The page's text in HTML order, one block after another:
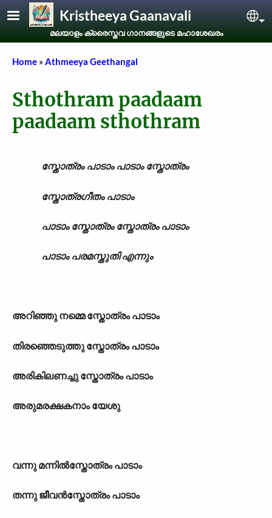
Skip to main contentKristheeya Gaanavali
മലയാളം ക്രൈസ്തവ ഗാനങ്ങളുടെ മഹാശേഖരം
Breadcrumb
Home Athmeeya Geethangal
Sthothram paadaam
paadaam sthothram
സ്തോത്രം പാടാം പാടാം സ്തോത്രം
സ്തോത്രഗീതം പാടാം
പാടാം സ്തോത്രം സ്തോത്രം പാടാം
പാടാം പരമസ്തുതി എന്നും
അറിഞ്ഞു നമ്മെ സ്തോത്രം പാടാം
തിരഞ്ഞെടുത്തു സ്തോത്രം പാടാം
അരികിലണച്ചു സ്തോത്രം പാടാം
അരുമരക്ഷകനാം യേശു
വന്നു മന്നിൽസ്തോത്രം പാടാം
തന്നു ജീവൻസ്തോത്രം പാടാം